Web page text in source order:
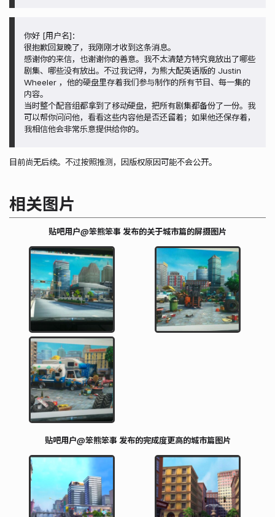
你好 [用户名]：
很抱歉回复晚了，我刚刚才收到这条消息。
感谢你的来信，也谢谢你的善意。我不太清楚方特究竟放出了哪些
剧集、哪些没有放出。不过我记得，为熊大配英语版的 Justin
Wheeler ，他的硬盘里存着我们参与制作的所有节目、每一集的
内容。
当时整个配音组都拿到了移动硬盘，把所有剧集都备份了一份。我
可以帮你问问他，看看这些内容他是否还留着；如果他还保存着，
我相信他会非常乐意提供给你的。
目前尚无后续。不过按照推测，因版权原因可能不会公开。
相关图片
贴吧用户@笨熊笨事 发布的关于城市篇的屏摄图片
贴吧用户@笨熊笨事 发布的完成度更高的城市篇图片